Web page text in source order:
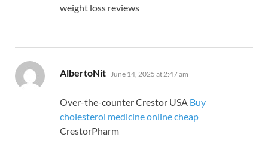
weight loss reviews
AlbertoNit says:
June 14, 2025 at 2:47 am
Over-the-counter Crestor USA Buy
cholesterol medicine online cheap
CrestorPharm